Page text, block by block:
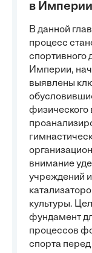
в Империи
В данной
процесс
спортивного
Империи,
выявлены
физического
внимание
учреждений
культуры.
фундамент
процессов
спорта